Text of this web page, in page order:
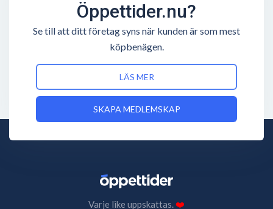
Öppettider.nu?
Se till att ditt företag syns när kunden är som mest
köpbenägen.
LÄS MER
SKAPA MEDLEMSKAP
Varje like uppskattas.❤️